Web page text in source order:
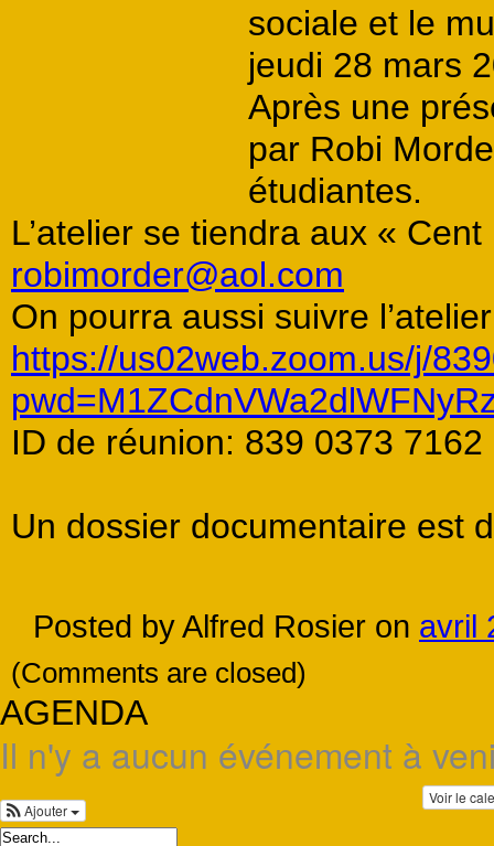
sociale et le
jeudi 28 mars
Après une
par Robi
étudiantes.
L’atelier se tiendra aux «
robimorder@aol.com
On pourra aussi suivre
https://us02web.zoom.us/j/
ID de réunion: 839 0373
Un dossier documentaire est
Posted by Alfred Rosier on avril
(Comments are closed)
AGENDA
Il n'y a aucun événement à
Voir le
Ajouter